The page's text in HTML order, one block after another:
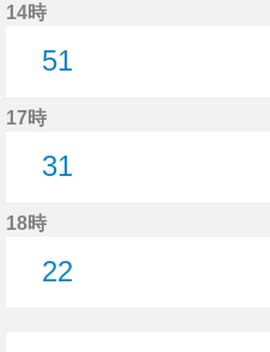
14時
51
17時
31
18時
22